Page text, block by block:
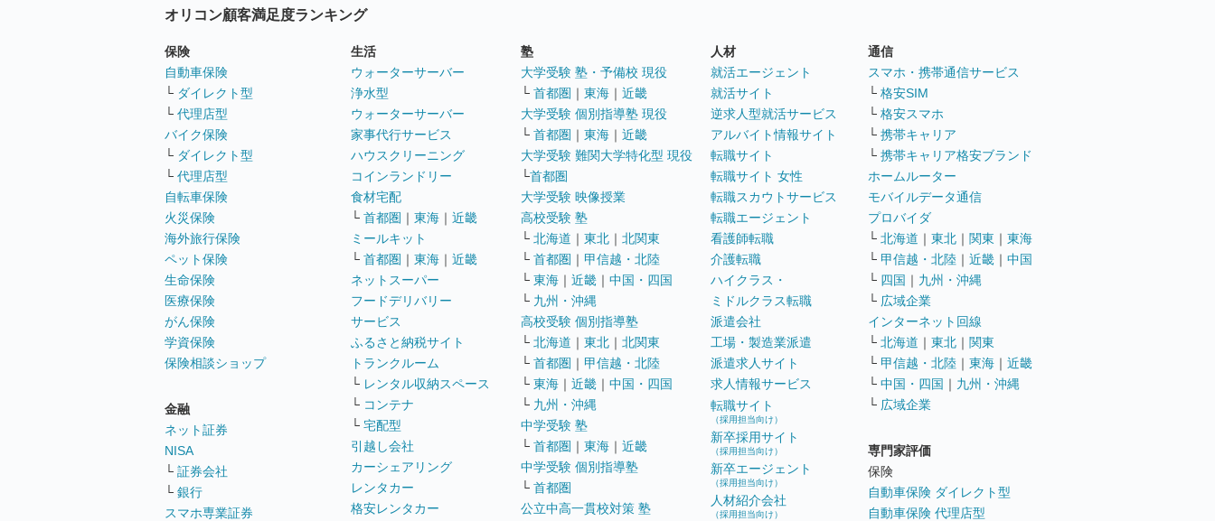
オリコン顧客満足度ランキング
保険
自動車保険
└ ダイレクト型
└ 代理店型
バイク保険
└ ダイレクト型
└ 代理店型
自転車保険
火災保険
海外旅行保険
ペット保険
生命保険
医療保険
がん保険
学資保険
保険相談ショップ
金融
ネット証券
NISA
└ 証券会社
└ 銀行
スマホ専業証券
生活
ウォーターサーバー
浄水型
ウォーターサーバー
家事代行サービス
ハウスクリーニング
コインランドリー
食材宅配
└ 首都圏 ｜ 東海 ｜ 近畿
ミールキット
└ 首都圏 ｜ 東海 ｜ 近畿
ネットスーパー
フードデリバリー
サービス
ふるさと納税サイト
トランクルーム
└ レンタル収納スペース
└ コンテナ
└ 宅配型
引越し会社
カーシェアリング
レンタカー
格安レンタカー
塾
大学受験 塾・予備校 現役
└ 首都圏 ｜ 東海 ｜ 近畿
大学受験 個別指導塾 現役
└ 首都圏 ｜ 東海 ｜ 近畿
大学受験 難関大学特化型 現役
└首都圏
大学受験 映像授業
高校受験 塾
└ 北海道 ｜ 東北 ｜ 北関東
└ 首都圏 ｜ 甲信越・北陸
└ 東海 ｜ 近畿 ｜ 中国・四国
└ 九州・沖縄
高校受験 個別指導塾
└ 北海道 ｜ 東北 ｜ 北関東
└ 首都圏 ｜ 甲信越・北陸
└ 東海 ｜ 近畿 ｜ 中国・四国
└ 九州・沖縄
中学受験 塾
└ 首都圏 ｜ 東海 ｜ 近畿
中学受験 個別指導塾
└ 首都圏
公立中高一貫校対策 塾
人材
就活エージェント
就活サイト
逆求人型就活サービス
アルバイト情報サイト
転職サイト
転職サイト 女性
転職スカウトサービス
転職エージェント
看護師転職
介護転職
ハイクラス・
ミドルクラス転職
派遣会社
工場・製造業派遣
派遣求人サイト
求人情報サービス
転職サイト
（採用担当向け）
新卒採用サイト
（採用担当向け）
新卒エージェント
（採用担当向け）
人材紹介会社
（採用担当向け）
通信
スマホ・携帯通信サービス
└ 格安SIM
└ 格安スマホ
└ 携帯キャリア
└ 携帯キャリア格安ブランド
ホームルーター
モバイルデータ通信
プロバイダ
└ 北海道 ｜ 東北 ｜ 関東 ｜ 東海
└ 甲信越・北陸 ｜ 近畿 ｜ 中国
└ 四国 ｜ 九州・沖縄
└ 広域企業
インターネット回線
└ 北海道 ｜ 東北 ｜ 関東
└ 甲信越・北陸 ｜ 東海 ｜ 近畿
└ 中国・四国 ｜ 九州・沖縄
└ 広域企業
専門家評価
保険
自動車保険 ダイレクト型
自動車保険 代理店型